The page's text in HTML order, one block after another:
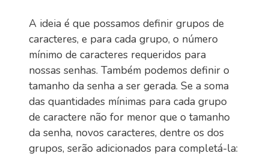
A ideia é que possamos definir grupos de
caracteres, e para cada grupo, o número
mínimo de caracteres requeridos para
nossas senhas. Também podemos definir o
tamanho da senha a ser gerada. Se a soma
das quantidades mínimas para cada grupo
de caractere não for menor que o tamanho
da senha, novos caracteres, dentre os dos
grupos, serão adicionados para completá-la: